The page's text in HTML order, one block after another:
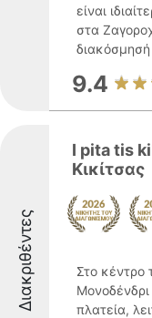
είναι
στα
9.4
Διακριθέντες
I pita tis
Κικίτσας
Στο κέντρο
Μονοδένδρι
πλατεία,